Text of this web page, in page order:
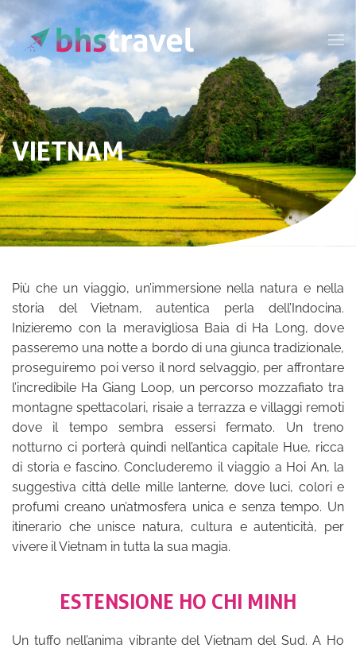
Passa al contenuto principale
VIETNAM
Più che un viaggio, un’immersione nella natura e nella
storia del Vietnam, autentica perla dell’Indocina.
Inizieremo con la meravigliosa Baia di Ha Long, dove
passeremo una notte a bordo di una giunca tradizionale,
proseguiremo poi verso il nord selvaggio, per affrontare
l’incredibile Ha Giang Loop, un percorso mozzafiato tra
montagne spettacolari, risaie a terrazza e villaggi remoti
dove il tempo sembra essersi fermato. Un treno
notturno ci porterà quindi nell’antica capitale Hue, ricca
di storia e fascino. Concluderemo il viaggio a Hoi An, la
suggestiva città delle mille lanterne, dove luci, colori e
profumi creano un’atmosfera unica e senza tempo. Un
itinerario che unisce natura, cultura e autenticità, per
vivere il Vietnam in tutta la sua magia.
ESTENSIONE HO CHI MINH
Un tuffo nell’anima vibrante del Vietnam del Sud. A Ho